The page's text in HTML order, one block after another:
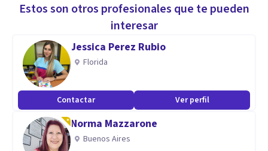
Aptitudes
Soy proactiva, con una capacidad de escucha activa y un
autoanálisis detallado para identificación, tratamiento y
solución a los problemas.
Estos son otros profesionales que te pueden
interesar
Jessica Perez Rubio
Florida
Contactar Ver perfil
Norma Mazzarone
Buenos Aires